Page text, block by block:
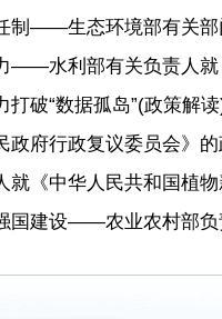
制——生态环境部有关
——水利部有关负责人
打破“数据孤岛”(政策解
政府行政复议委员会》
就《中华人民共和国植
国建设——农业农村部